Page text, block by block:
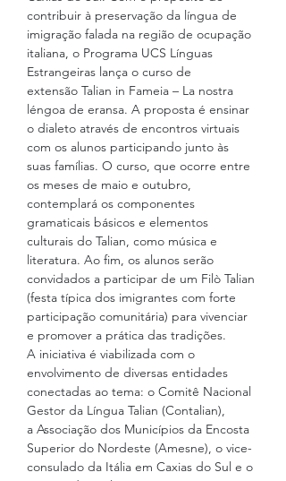
contribuir à preservação da língua de
imigração falada na região de ocupação
italiana, o Programa UCS Línguas
Estrangeiras lança o curso de
extensão Talian in Fameia – La nostra
léngoa de eransa. A proposta é ensinar
o dialeto através de encontros virtuais
com os alunos participando junto às
suas famílias. O curso, que ocorre entre
os meses de maio e outubro,
contemplará os componentes
gramaticais básicos e elementos
culturais do Talian, como música e
literatura. Ao fim, os alunos serão
convidados a participar de um Filò Talian
(festa típica dos imigrantes com forte
participação comunitária) para vivenciar
e promover a prática das tradições.
A iniciativa é viabilizada com o
envolvimento de diversas entidades
conectadas ao tema: o Comitê Nacional
Gestor da Língua Talian (Contalian),
a Associação dos Municípios da Encosta
Superior do Nordeste (Amesne), o vice-
consulado da Itália em Caxias do Sul e o